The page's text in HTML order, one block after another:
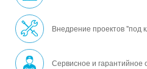
Внедрение проектов "под
Сервисное и гарантийное